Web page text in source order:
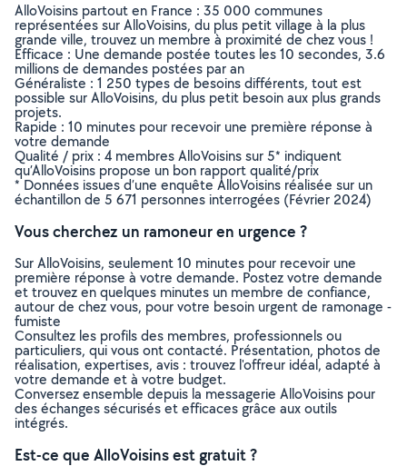
AlloVoisins partout en France : 35 000 communes
représentées sur AlloVoisins, du plus petit village à la plus
grande ville, trouvez un membre à proximité de chez vous !
Efficace : Une demande postée toutes les 10 secondes, 3.6
millions de demandes postées par an
Généraliste : 1 250 types de besoins différents, tout est
possible sur AlloVoisins, du plus petit besoin aux plus grands
projets.
Rapide : 10 minutes pour recevoir une première réponse à
votre demande
Qualité / prix : 4 membres AlloVoisins sur 5* indiquent
qu’AlloVoisins propose un bon rapport qualité/prix
* Données issues d’une enquête AlloVoisins réalisée sur un
échantillon de 5 671 personnes interrogées (Février 2024)
Vous cherchez un ramoneur en urgence ?
Sur AlloVoisins, seulement 10 minutes pour recevoir une
première réponse à votre demande. Postez votre demande
et trouvez en quelques minutes un membre de confiance,
autour de chez vous, pour votre besoin urgent de ramonage -
fumiste
Consultez les profils des membres, professionnels ou
particuliers, qui vous ont contacté. Présentation, photos de
réalisation, expertises, avis : trouvez l'offreur idéal, adapté à
votre demande et à votre budget.
Conversez ensemble depuis la messagerie AlloVoisins pour
des échanges sécurisés et efficaces grâce aux outils
intégrés.
Est-ce que AlloVoisins est gratuit ?